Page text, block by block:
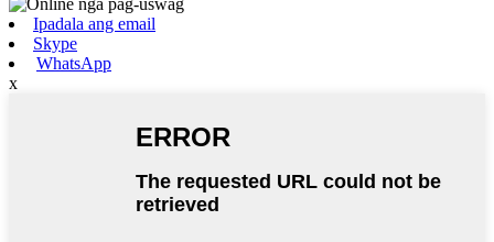
Ipadala ang email
Skype
WhatsApp
x